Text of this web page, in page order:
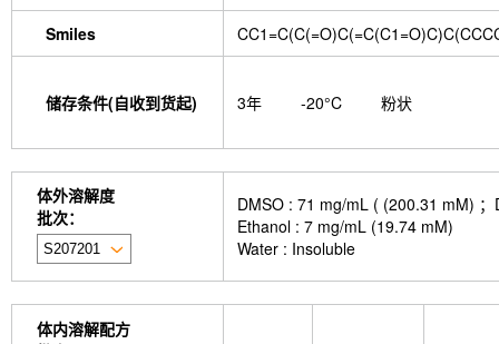
Smiles
储存条件(自收到货起) 3年 -20°C 粉状
体外溶解度
批次：
DMSO : 71 mg/mL ( (200.31 mM)
Ethanol : 7 mg/mL (19.74 mM)
Water : Insoluble
体内溶解配方